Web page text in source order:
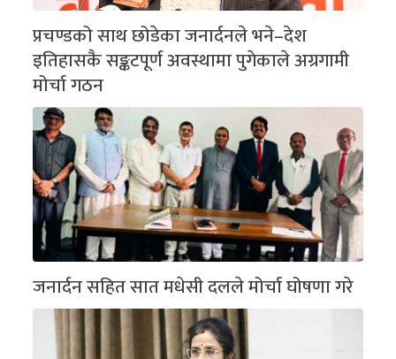
प्रचण्डको साथ छोडेका जनार्दनले भने–देश
इतिहासकै सङ्कटपूर्ण अवस्थामा पुगेकाले अग्रगामी
मोर्चा गठन
जनार्दन सहित सात मधेसी दलले मोर्चा घोषणा गरे